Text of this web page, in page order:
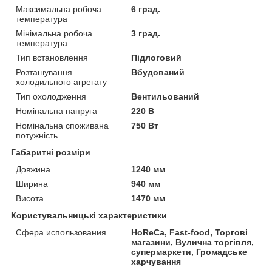
Максимальна робоча
температура
6 град.
Мінімальна робоча
температура
3 град.
Тип встановлення
Підлоговий
Розташування
холодильного агрегату
Вбудований
Тип охолодження
Вентильований
Номінальна напруга
220 В
Номінальна споживана
потужність
750 Вт
Габаритні розміри
Довжина
1240 мм
Ширина
940 мм
Висота
1470 мм
Користувальницькі характеристики
Сфера использования
HoReCa, Fast-food, Торгові
магазини, Вулична торгівля,
супермаркети, Громадське
харчування